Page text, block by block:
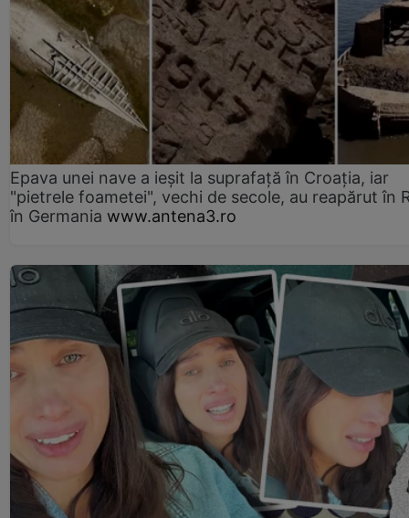
Epava unei nave a ieșit la suprafață în Croația, iar
"pietrele foametei", vechi de secole, au reapărut în
în Germania www.antena3.ro